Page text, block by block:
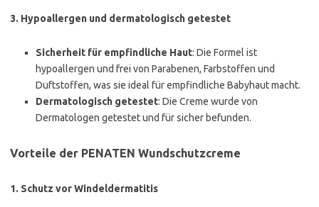
3. Hypoallergen und dermatologisch getestet
Sicherheit für empfindliche Haut: Die Formel ist
hypoallergen und frei von Parabenen, Farbstoffen und
Duftstoffen, was sie ideal für empfindliche Babyhaut macht.
Dermatologisch getestet: Die Creme wurde von
Dermatologen getestet und für sicher befunden.
Vorteile der PENATEN Wundschutzcreme
1. Schutz vor Windeldermatitis